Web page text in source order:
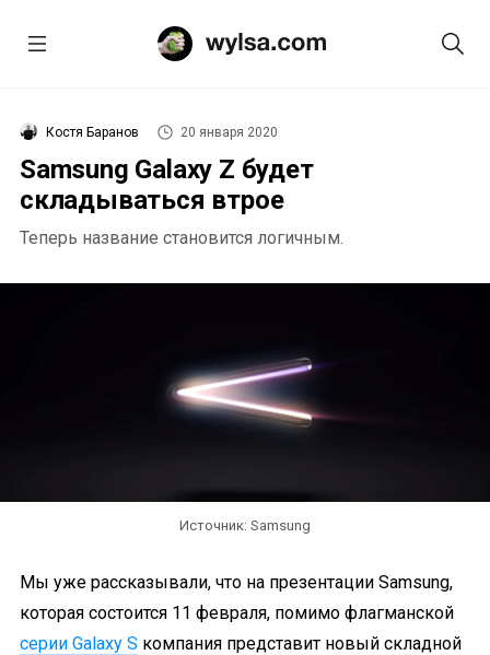
Костя Баранов 20 января 2020
Samsung Galaxy Z будет
складываться втрое
Теперь название становится логичным.
Источник: Samsung
Мы уже рассказывали, что на презентации Samsung,
которая состоится 11 февраля, помимо флагманской
серии Galaxy S компания представит новый складной